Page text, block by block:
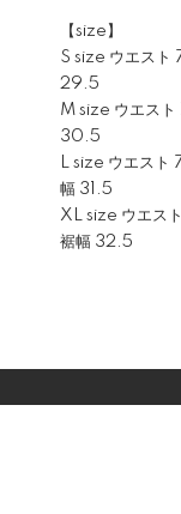
【size】
S size ウエスト
29.5
M size ウエスト
30.5
L size ウエス
幅 31.5
XL size ウエス
裾幅 32.5